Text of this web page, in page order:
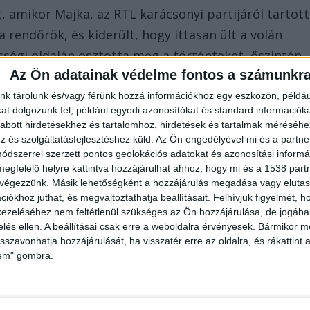
Az Ön adatainak védelme fontos a
tárolunk és/vagy férünk hozzá információkhoz egy eszközön,
dolgozunk fel, például egyedi azonosítókat és standard
hirdetésekhez és tartalomhoz, hirdetések és tartalmak
és szolgáltatásfejlesztéshez küld. Az Ön engedélyével mi és a
szerzett pontos geolokációs adatokat és azonosítási
helyre kattintva hozzájárulhat ahhoz, hogy mi és a 1538
Másik lehetőségként a hozzájárulás megadása vagy
juthat, és megváltoztathatja beállításait. Felhívjuk figyelmét,
nem feltétlenül szükséges az Ön hozzájárulása, de
ellen. A beállításai csak erre a weboldalra érvényesek. Bármikor
hozzájárulását, ha visszatér erre az oldalra, és rákattint
gombra.
amikor Majka, az RTL karácsonyi partijáról tartott
rendőrök, és kiderült, hogy ittasan ült a volán
oldalán osztotta meg a történteket, őszintén
Az idei nehéz és pörgős év végén, egy
haza kocsival. Nem éreztem magam
méter után a rendőrök igazoltattak, mielőtt
sajnálom, a következményeket vállalom.
legfrissebb híreit ide kattintva éred el! A
követnek minket.